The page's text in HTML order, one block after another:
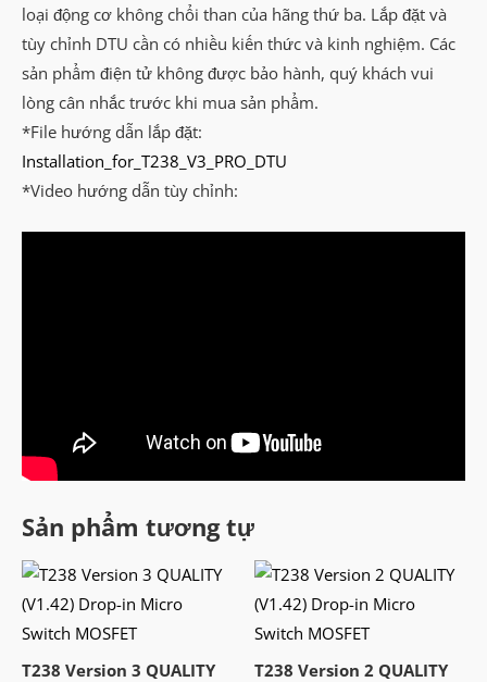
loại động cơ không chổi than của hãng thứ ba. Lắp đặt và
tùy chỉnh DTU cần có nhiều kiến thức và kinh nghiệm. Các
sản phẩm điện tử không được bảo hành, quý khách vui
lòng cân nhắc trước khi mua sản phẩm.
*File hướng dẫn lắp đặt:
Installation_for_T238_V3_PRO_DTU
*Video hướng dẫn tùy chỉnh:
Sản phẩm tương tự
T238 Version 3 QUALITY
T238 Version 2 QUALITY